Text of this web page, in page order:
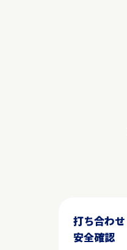
打ち合わせ
安全確認